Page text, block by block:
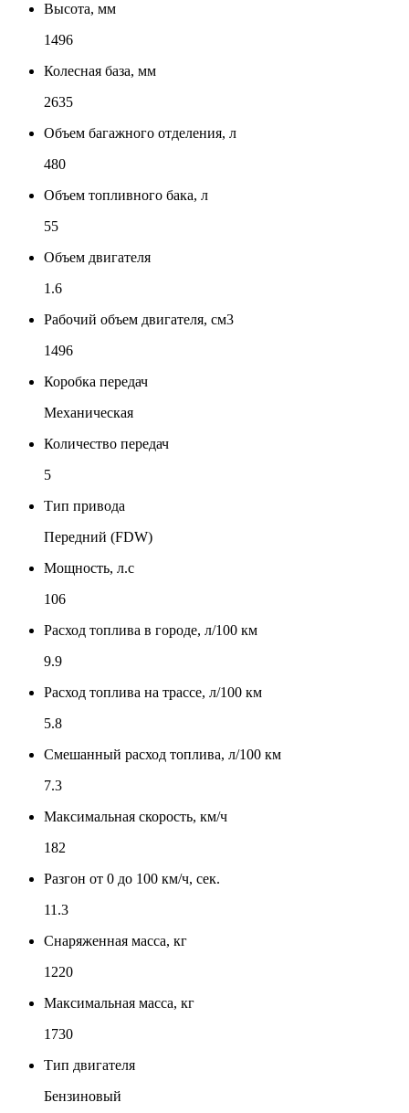
Высота, мм
1496
Колесная база, мм
2635
Объем багажного отделения, л
480
Объем топливного бака, л
55
Объем двигателя
1.6
Рабочий объем двигателя, см3
1496
Коробка передач
Механическая
Количество передач
5
Тип привода
Передний (FDW)
Мощность, л.с
106
Расход топлива в городе, л/100 км
9.9
Расход топлива на трассе, л/100 км
5.8
Смешанный расход топлива, л/100 км
7.3
Максимальная скорость, км/ч
182
Разгон от 0 до 100 км/ч, сек.
11.3
Снаряженная масса, кг
1220
Максимальная масса, кг
1730
Тип двигателя
Бензиновый